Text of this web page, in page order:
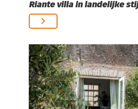
Riante villa in landelijke